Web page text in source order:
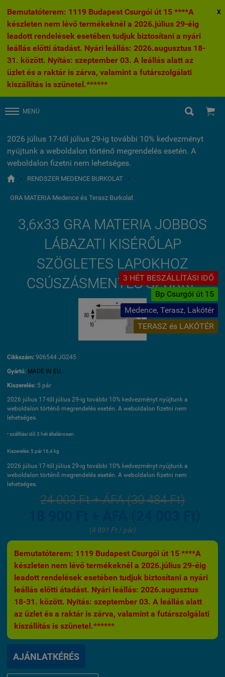
Bemutatóterem: 1119 Budapest Csurgói út 15 ****A
készleten nem lévő termékeknél a 2026.július 29-éig
leadott rendelések esetében tudjuk biztosítani a nyári
leállás előtti átadást. Nyári leállás: 2026.augusztus 18-
31. között. Nyitás: szeptember 03. A leállás alatt az
üzlet és a raktár is zárva, valamint a futárszolgálati
kiszállítás is szünetel.******
X
MENÜ  
2026 július 17-től július 29-ig további 10% kedvezményt
nyújtunk a weboldalon történő megrendelés esetén. A
weboldalon fizetni nem lehetséges.
 » RENDSZER MEDENCE BURKOLAT »
GRA MATERIA Medence és Terasz Burkolat
3,6x33 GRA MATERIA JOBBOS
LÁBAZATI KISÉRŐLAP
SZÖGLETES LAPOKHOZ
CSÚSZÁSMENTES SZÜRKE
3 HÉT BESZÁLLÍTÁSI IDŐ
Bp Csurgói út 15
Medence, Terasz, Lakótér
TERASZ és LAKÓTÉR
Cikkszám: 906544 JG245
Gyártó: MADE IN EU.
Kiszerelés: 5 pár
2026 július 17-től július 29-ig további 10% kedvezményt nyújtunk a
weboldalon történő megrendelés esetén. A weboldalon fizetni nem
lehetséges.
• szállítási idő 3 hét általánosan.
Kiszerelés: 5 pár 16,4 kg
2026 július 17-től július 29-ig további 10% kedvezményt nyújtunk a
weboldalon történő megrendelés esetén. A weboldalon fizetni nem
lehetséges.
24 003 Ft + ÁFA (30 484 Ft)
(4 801 Ft / pár)
Bemutatóterem: 1119 Budapest Csurgói út 15 ****A
készleten nem lévő termékeknél a 2026.július 29-éig
leadott rendelések esetében tudjuk biztosítani a nyári
leállás előtti átadást. Nyári leállás: 2026.augusztus
18-31. között. Nyitás: szeptember 03. A leállás alatt
az üzlet és a raktár is zárva, valamint a futárszolgálati
kiszállítás is szünetel.******
AJÁNLATKÉRÉS